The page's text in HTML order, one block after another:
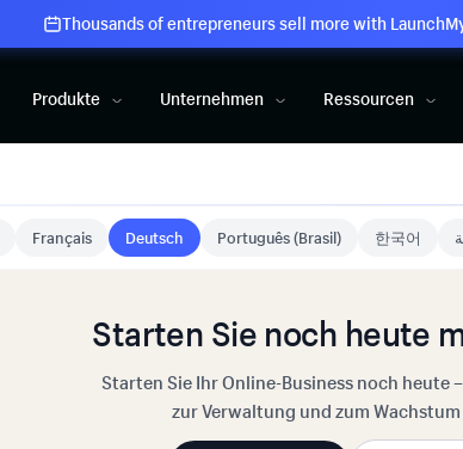
Thousands of entrepreneurs sell more with
Produkte Unternehmen Ressourcen
Français Deutsch Português (Brasil) 한국어
Starten Sie noch heute
Starten Sie Ihr Online-Business noch heute
zur Verwaltung und zum